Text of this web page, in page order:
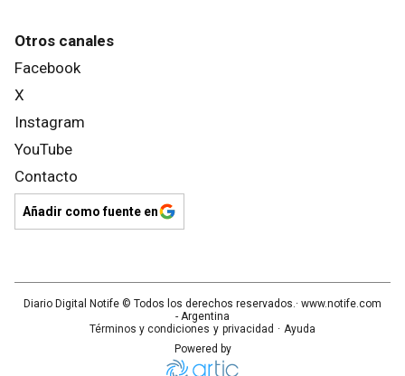
Otros canales
Facebook
X
Instagram
YouTube
Contacto
Añadir como fuente en
Diario Digital Notife © Todos los derechos reservados.· www.notife.com
- Argentina
Términos y condiciones y privacidad · Ayuda
Powered by